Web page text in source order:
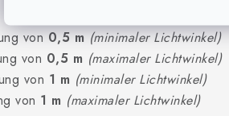
von0,5 m (minimaler Lichtwinkel)
von 0,5 m (maximaler Lichtwinkel)
von 1 m (minimaler Lichtwinkel)
von 1 m (maximaler Lichtwinkel)